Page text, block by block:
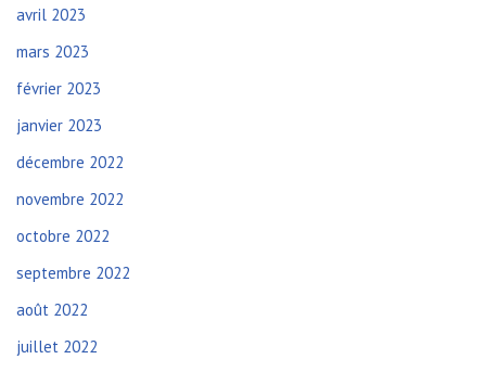
avril 2023
mars 2023
février 2023
janvier 2023
décembre 2022
novembre 2022
octobre 2022
septembre 2022
août 2022
juillet 2022